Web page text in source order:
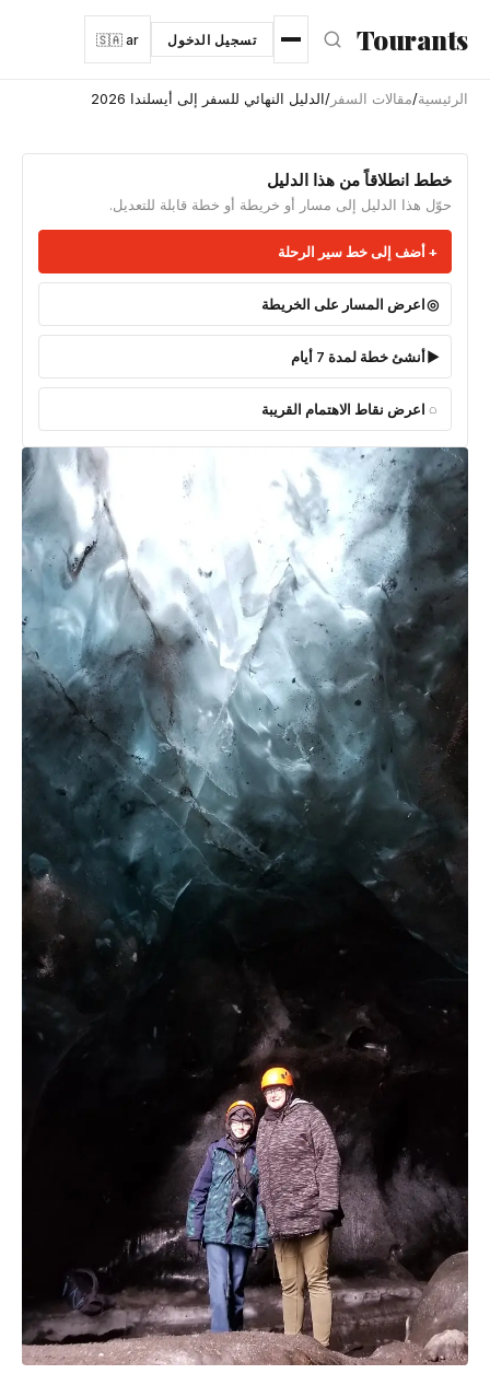
انتقل إلى المحتوى الرئيسي
Tourants تسجيل الدخول 🇸🇦 ar
الرئيسية/مقالات السفر /الدليل النهائي للسفر إلى أيسلندا 2026
خطط انطلاقاً من هذا الدليل
حوّل هذا الدليل إلى مسار أو خريطة أو خطة قابلة للتعديل.
أضف إلى خط سير الرحلة
اعرض المسار على الخريطة
أنشئ خطة لمدة 7 أيام
اعرض نقاط الاهتمام القريبة